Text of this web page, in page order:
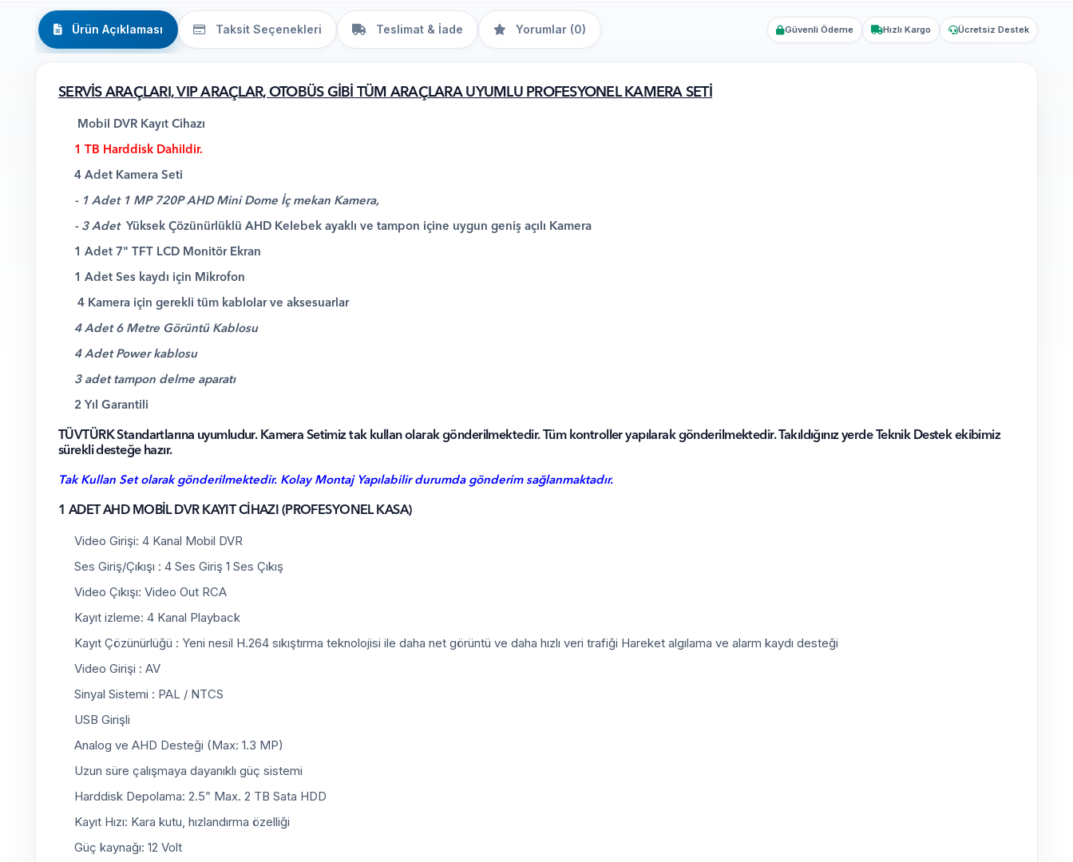
Ürün Açıklaması Taksit Seçenekleri Teslimat & İade Yorumlar (0) Güvenli Ödeme Hızlı Kargo Ücretsiz Destek
SERVİS ARAÇLARI, VIP ARAÇLAR, OTOBÜS GİBİ TÜM ARAÇLARA UYUMLU PROFESYONEL KAMERA SETİ
Mobil DVR Kayıt Cihazı
1 TB Harddisk Dahildir.
4 Adet Kamera Seti
- 1 Adet 1 MP 720P AHD Mini Dome İç mekan Kamera,
- 3 AdetYüksek Çözünürlüklü AHD Kelebek ayaklı ve tampon içine uygun geniş açılı Kamera
1 Adet 7" TFT LCD Monitör Ekran
1 Adet Ses kaydı için Mikrofon
4 Kamera için gerekli tüm kablolar ve aksesuarlar
4 Adet 6 Metre Görüntü Kablosu
4 Adet Power kablosu
3 adet tampon delme aparatı
2 Yıl Garantili
TÜVTÜRK Standartlarına uyumludur. Kamera Setimiz tak kullan olarak gönderilmektedir. Tüm kontroller yapılarak gönderilmektedir. Takıldığınız yerde Teknik Destek ekibimiz
sürekli desteğe hazır.
Tak Kullan Set olarak gönderilmektedir. Kolay Montaj Yapılabilir durumda gönderim sağlanmaktadır.
1 ADET AHD MOBİL DVR KAYIT CİHAZI (PROFESYONEL KASA)
Video Girişi: 4 Kanal Mobil DVR
Ses Giriş/Çıkışı : 4 Ses Giriş 1 Ses Çıkış
Video Çıkışı: Video Out RCA
Kayıt izleme: 4 Kanal Playback
Kayıt Çözünürlüğü : Yeni nesil H.264 sıkıştırma teknolojisi ile daha net görüntü ve daha hızlı veri trafiği Hareket algılama ve alarm kaydı desteği
Video Girişi : AV
Sinyal Sistemi : PAL / NTCS
USB Girişli
Analog ve AHD Desteği (Max: 1.3 MP)
Uzun süre çalışmaya dayanıklı güç sistemi
Harddisk Depolama: 2.5” Max. 2 TB Sata HDD
Kayıt Hızı: Kara kutu, hızlandırma özelliği
Güç kaynağı: 12 Volt